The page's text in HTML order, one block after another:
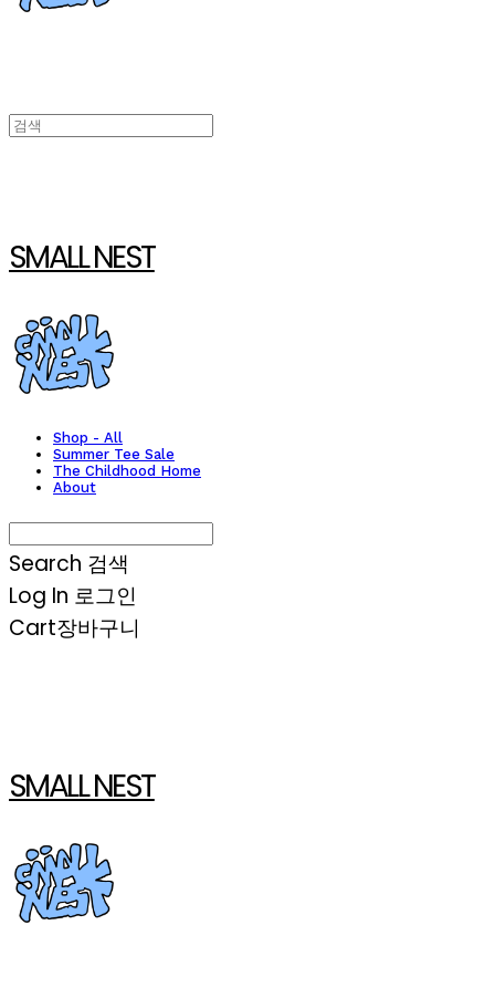
SMALL NEST
Shop - All
Summer Tee Sale
The Childhood Home
About
Search 검색
Log In 로그인
Cart장바구니
SMALL NEST